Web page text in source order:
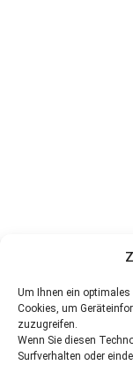
Um Ihnen ein
Cookies, um
zuzugreifen.
Wenn Sie diesen
Surfverhalten oder